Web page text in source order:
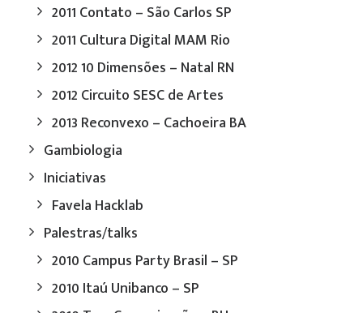
2011 Contato – São Carlos SP
2011 Cultura Digital MAM Rio
2012 10 Dimensões – Natal RN
2012 Circuito SESC de Artes
2013 Reconvexo – Cachoeira BA
Gambiologia
Iniciativas
Favela Hacklab
Palestras/talks
2010 Campus Party Brasil – SP
2010 Itaú Unibanco – SP